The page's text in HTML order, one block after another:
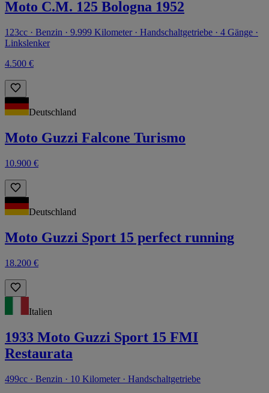
Moto C.M. 125 Bologna 1952
123cc · Benzin · 9.999 Kilometer · Handschaltgetriebe · 4 Gänge ·
Linkslenker
4.500 €
Deutschland
Moto Guzzi Falcone Turismo
10.900 €
Deutschland
Moto Guzzi Sport 15 perfect running
18.200 €
Italien
1933 Moto Guzzi Sport 15 FMI
Restaurata
499cc · Benzin · 10 Kilometer · Handschaltgetriebe